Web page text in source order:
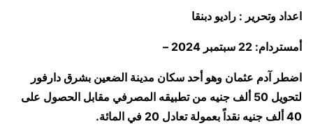
اعداد وتحرير : راديو دبنقا
أمستردام: 22 سبتمبر 2024 –
اضطر آدم عثمان وهو أحد سكان مدينة الضعين بشرق دارفور
لتحويل 50 ألف جنيه من تطبيقه المصرفي مقابل الحصول على
40 ألف جنيه نقداً بعمولة تعادل 20 في المائة.